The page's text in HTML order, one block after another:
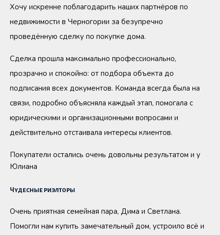
Хочу искренне поблагодарить наших партнёров по
недвижимости в Черногории за безупречно
проведённую сделку по покупке дома.
Сделка прошла максимально профессионально,
прозрачно и спокойно: от подбора объекта до
подписания всех документов. Команда всегда была на
связи, подробно объясняла каждый этап, помогала с
юридическими и организационными вопросами и
действительно отстаивала интересы клиентов.
Покупатели остались очень довольны результатом и у
Юлиана
Чудесные риэлторы
Очень приятная семейная пара, Дима и Светлана.
Помогли нам купить замечательный дом, устроило всё и